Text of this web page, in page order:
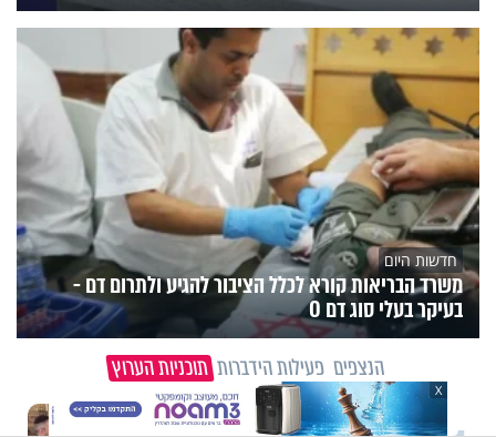
חדשות היום
משרד הבריאות קורא לכלל הציבור להגיע ולתרום דם -
בעיקר בעלי סוג דם O
הנצפים פעילות הידברות תוכניות הערוץ
וידיאו מגזין
X